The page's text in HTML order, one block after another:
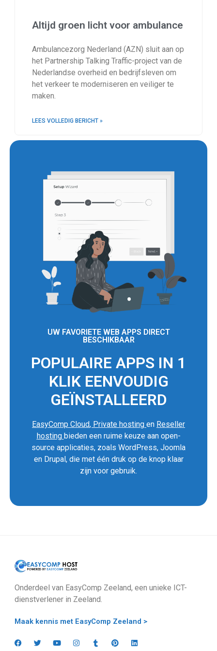
Altijd groen licht voor ambulance
Ambulancezorg Nederland (AZN) sluit aan op
het Partnership Talking Traffic-project van de
Nederlandse overheid en bedrijfsleven om
het verkeer te moderniseren en veiliger te
maken.
LEES VOLLEDIG BERICHT »
UW FAVORIETE WEB APPS DIRECT
BESCHIKBAAR
POPULAIRE APPS IN 1
KLIK EENVOUDIG
GEÏNSTALLEERD
EasyComp Cloud, Private hosting en Reseller
hosting bieden een ruime keuze aan open-
source applicaties, zoals WordPress, Joomla
en Drupal, die met één druk op de knop klaar
zijn voor gebruik.
Onderdeel van EasyComp Zeeland, een unieke ICT-
dienstverlener in Zeeland.
Maak kennis met EasyComp Zeeland >